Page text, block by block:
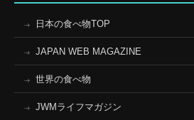
日本の食べ物TOP
JAPAN WEB MAGAZINE
世界の食べ物
JWMライフマガジン